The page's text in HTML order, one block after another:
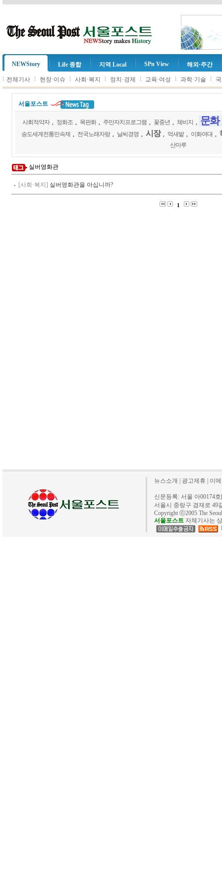
NEWStory Life 종합 지역 Local SPn View 해외·주간
l 전체기사 l 현장·이슈 l 사회·복지 l 정치·경제 l 교육·여성 l 과학·기술 l
서울포스트
사회적약자 정화조 목판화 주만자치프로그램 꽃중년 체비지 문화
송도세계전통민속제
전국노래자랑 날씨경영 시장 억새밭 이화여대
산마루
실버영화관
[사회·복지] 실버영화관을 아십니까?
1
뉴스소개 광고제휴 이
신문등록: 서울 아00174
서울시 중랑구 겸재로 49
Copyright ⓒ2005 The
서울포스트 자체기사는